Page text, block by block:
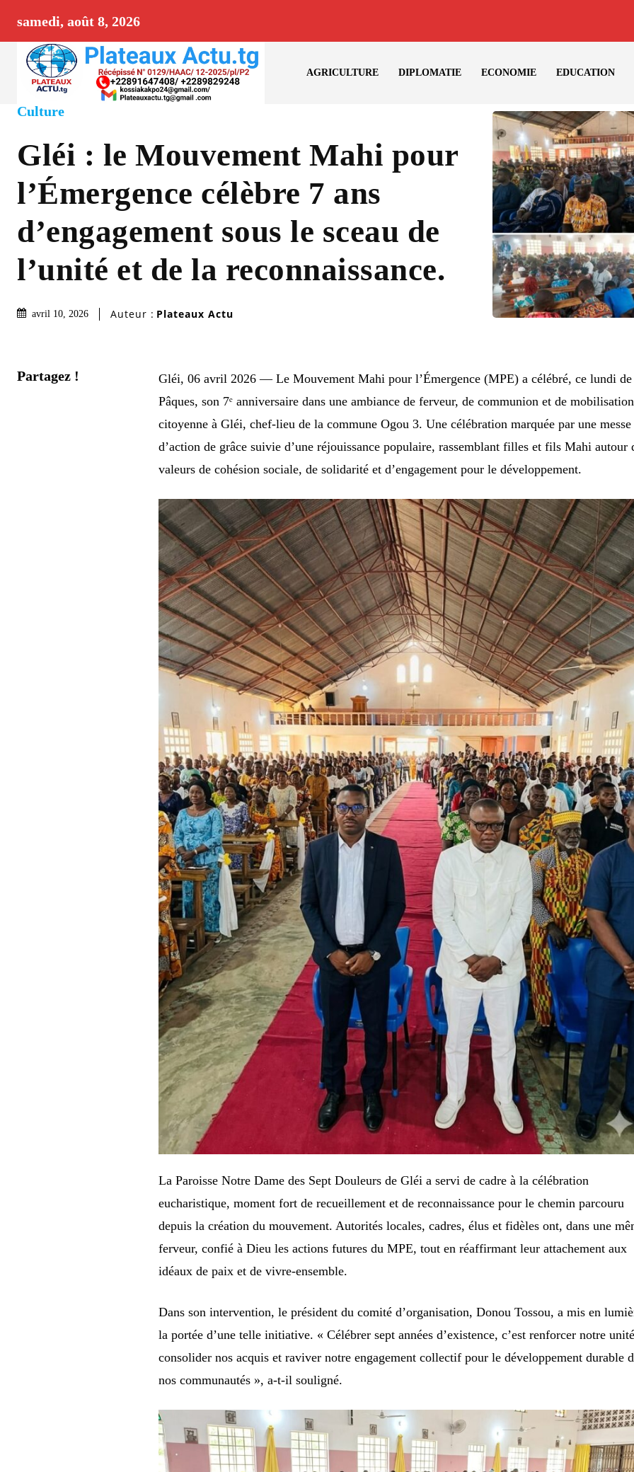
samedi, août 8, 2026
AGRICULTURE DIPLOMATIE ECONOMIE EDUCATION
Culture
Gléi : le Mouvement Mahi pour
l’Émergence célèbre 7 ans
d’engagement sous le sceau de
l’unité et de la reconnaissance.
avril 10, 2026 Auteur : Plateaux Actu
Partagez !
Gléi, 06 avril 2026 — Le Mouvement Mahi pour l’Émergence (MPE) a célébré, ce lundi de
Pâques, son 7ᵉ anniversaire dans une ambiance de ferveur, de communion et de mobilisation
citoyenne à Gléi, chef-lieu de la commune Ogou 3. Une célébration marquée par une messe
d’action de grâce suivie d’une réjouissance populaire, rassemblant filles et fils Mahi autour
valeurs de cohésion sociale, de solidarité et d’engagement pour le développement.
La Paroisse Notre Dame des Sept Douleurs de Gléi a servi de cadre à la célébration
eucharistique, moment fort de recueillement et de reconnaissance pour le chemin parcouru
depuis la création du mouvement. Autorités locales, cadres, élus et fidèles ont, dans une
ferveur, confié à Dieu les actions futures du MPE, tout en réaffirmant leur attachement aux
idéaux de paix et de vivre-ensemble.
Dans son intervention, le président du comité d’organisation, Donou Tossou, a mis en
la portée d’une telle initiative. « Célébrer sept années d’existence, c’est renforcer notre
consolider nos acquis et raviver notre engagement collectif pour le développement durable
nos communautés », a-t-il souligné.